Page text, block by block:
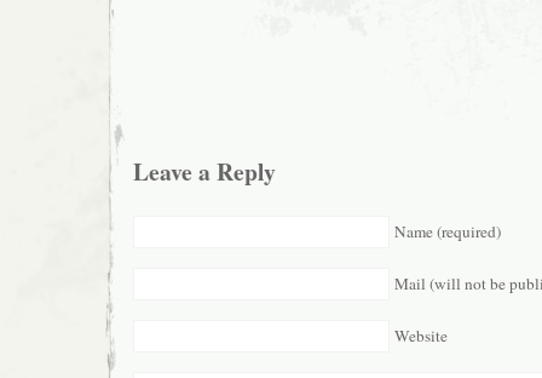
Leave a Reply
Name (required)
Mail (will not be
Website